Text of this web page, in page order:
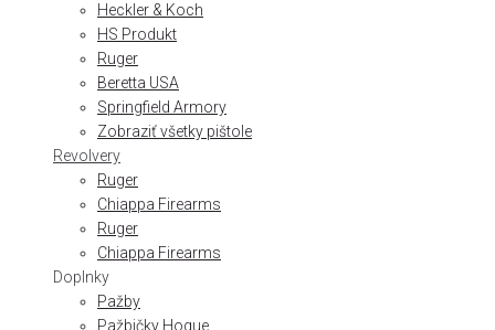
Heckler & Koch
HS Produkt
Ruger
Beretta USA
Springfield Armory
Zobraziť všetky pištole
Revolvery
Ruger
Chiappa Firearms
Ruger
Chiappa Firearms
Doplnky
Pažby
Pažbičky Hogue